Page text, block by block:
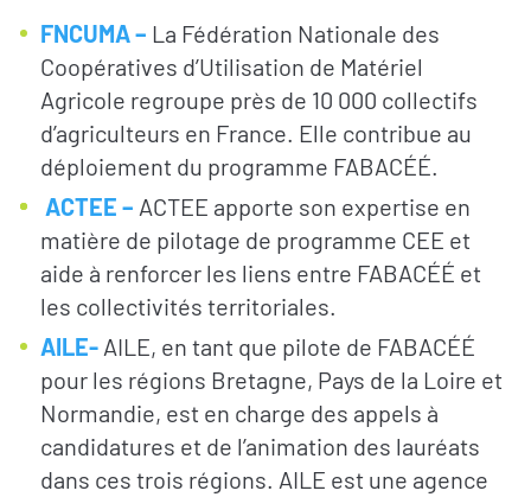
FNCUMA – La Fédération Nationale des
Coopératives d’Utilisation de Matériel
Agricole regroupe près de 10 000 collectifs
d’agriculteurs en France. Elle contribue au
déploiement du programme FABACÉÉ.
ACTEE – ACTEE apporte son expertise en
matière de pilotage de programme CEE et
aide à renforcer les liens entre FABACÉÉ et
les collectivités territoriales.
AILE- AILE, en tant que pilote de FABACÉÉ
pour les régions Bretagne, Pays de la Loire et
Normandie, est en charge des appels à
candidatures et de l’animation des lauréats
dans ces trois régions. AILE est une agence